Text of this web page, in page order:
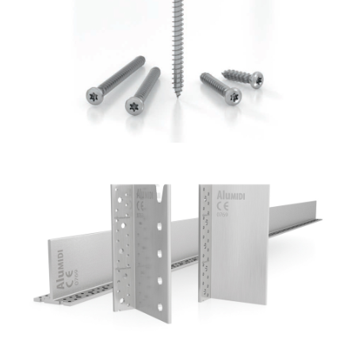
Vite LBS
ROTHOBLAAS
Staffa a scomparsa Alumidi
ROTHOBLAAS